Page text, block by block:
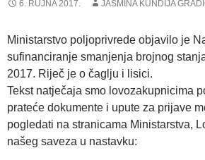
6. RUJNA 2017. JASMINA KUNDIJA
Ministarstvo poljoprivrede objavilo je
sufinanciranje smanjenja brojnog
2017. Riječ je o čaglju i lisici.
Tekst natječaja smo lovozakupnicima
prateće dokumente i upute za prijave
pogledati na stranicama Ministarstva,
našeg saveza u nastavku: